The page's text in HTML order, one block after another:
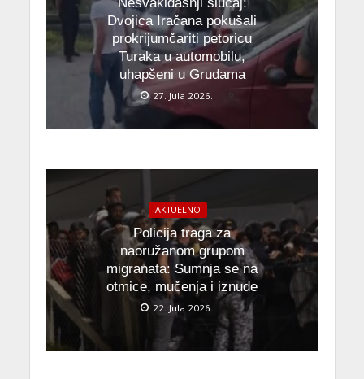
Dvojica Iračana pokušali
prokrijumčariti petoricu
Turaka u automobilu,
uhapšeni u Grudama
27. Jula 2026.
AKTUELNO
Policija traga za
naoružanom grupom
migranata: Sumnja se na
otmice, mučenja i iznude
22. Jula 2026.